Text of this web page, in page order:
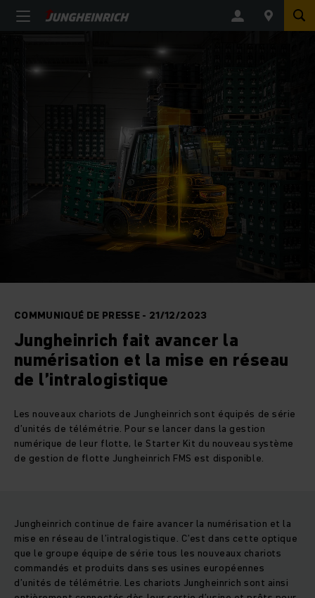
COMMUNIQUÉ DE PRESSE - 21/12/2023
Jungheinrich fait avancer la
numérisation et la mise en réseau
de l’intralogistique
Les nouveaux chariots de Jungheinrich sont équipés de série
d’unités de télémétrie. Pour se lancer dans la gestion
numérique de leur flotte, le Starter Kit du nouveau système
de gestion de flotte Jungheinrich FMS est disponible.
Jungheinrich continue de faire avancer la numérisation et la
mise en réseau de l’intralogistique. C’est dans cette optique
que le groupe équipe de série tous les nouveaux chariots
commandés et produits dans ses usines européennes
d’unités de télémétrie. Les chariots Jungheinrich sont ainsi